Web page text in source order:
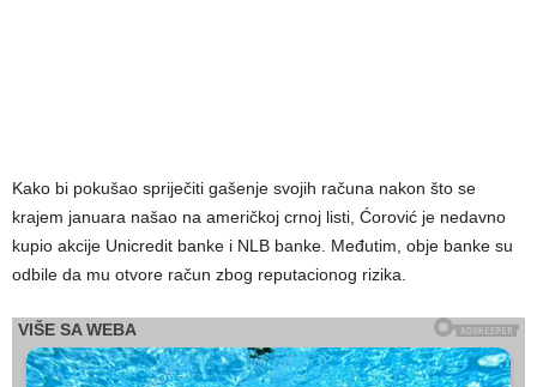
Kako bi pokušao spriječiti gašenje svojih računa nakon što se
krajem januara našao na američkoj crnoj listi, Ćorović je nedavno
kupio akcije Unicredit banke i NLB banke. Međutim, obje banke su
odbile da mu otvore račun zbog reputacionog rizika.